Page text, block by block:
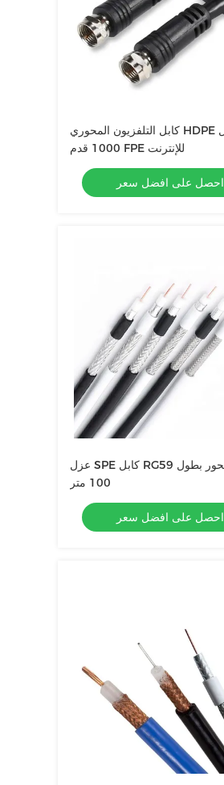
كابل التلفزيون المحوري HDPE بطول
1000 قدم FPE للإنترنت
احصل على افضل سعر
عزل SPE كابل RG59 متحد المحور بطول
100 متر
احصل على افضل سعر